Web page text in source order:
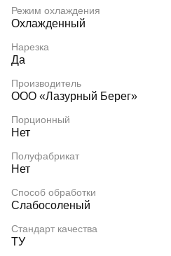
Режим охлаждения
Охлажденный
Нарезка
Да
Производитель
ООО «Лазурный Берег»
Порционный
Нет
Полуфабрикат
Нет
Способ обработки
Слабосоленый
Стандарт качества
ТУ